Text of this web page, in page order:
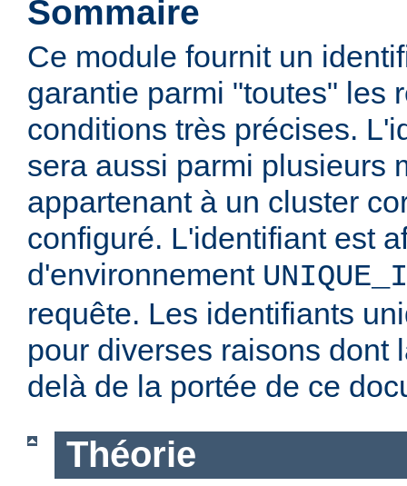
Sommaire
Ce module fournit un
garantie parmi "toutes" les
conditions très précises.
sera aussi parmi plusieurs
appartenant à un cluster
configuré. L'identifiant est
d'environnement
requête. Les identifiants
pour diverses raisons dont
delà de la portée de ce
Théorie